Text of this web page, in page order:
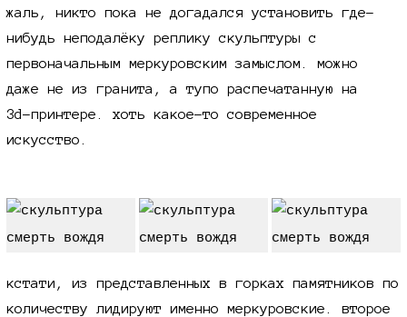
жаль, никто пока не догадался установить где-
нибудь неподалёку реплику скульптуры с
первоначальным меркуровским замыслом. можно
даже не из гранита, а тупо распечатанную на
3d-принтере.
хоть какое-то современное
искусство.
кстати, из представленных в горках памятников по
количеству лидируют именно меркуровские. второе